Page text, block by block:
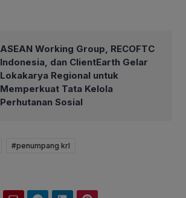
ASEAN Working Group, RECOFTC
Indonesia, dan ClientEarth Gelar
Lokakarya Regional untuk
Memperkuat Tata Kelola
Perhutanan Sosial
#penumpang krl